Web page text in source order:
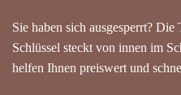
Sie haben sich ausgesperrt?
Schlüssel steckt von innen im
helfen Ihnen preiswert und